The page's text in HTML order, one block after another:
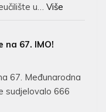
u… Više
na 67. IMO!
67. Međunarodna
sudjelovalo 666